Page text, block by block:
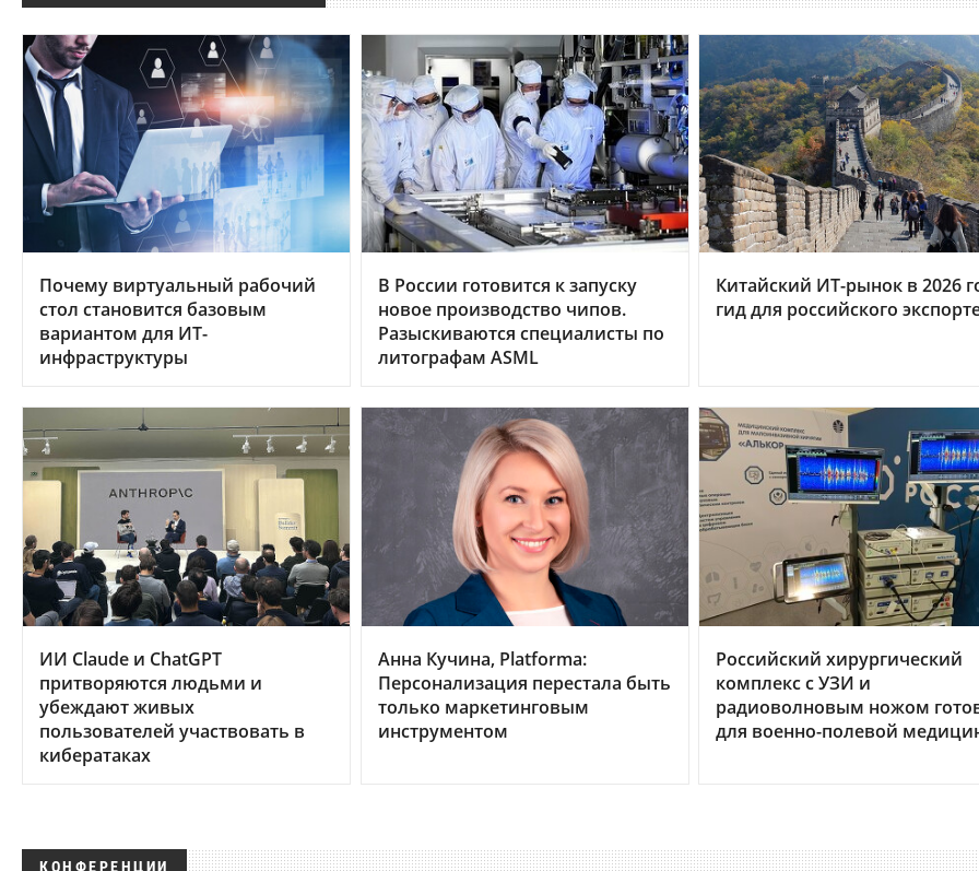
Почему виртуальный рабочий
стол становится базовым
вариантом для ИТ-
инфраструктуры
В России готовится к запуску
новое производство чипов.
Разыскиваются специалисты по
литографам ASML
Китайский ИТ-рынок в 2026
гид для российского
ИИ Claude и ChatGPT
притворяются людьми и
убеждают живых
пользователей участвовать в
кибератаках
Анна Кучина, Platforma:
Персонализация перестала быть
только маркетинговым
инструментом
Российский хирургический
комплекс с УЗИ и
радиоволновым ножом
для военно-полевой
КОНФЕРЕНЦИИ